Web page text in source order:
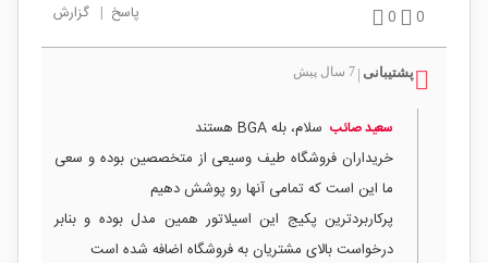
0
0 پاسخ | گزارش
پشتیبانی | 7 سال پیش
سعید صائب سلام، بله BGA هستند
خریداران فروشگاه طیف وسیعی از متخصصین بوده و سعی
ما این است که تمامی آنها رو پوشش دهیم
پرکاربردترین پکیج این اسیلاتور همین مدل بوده و بنابر
درخواست بالای مشتریان به فروشگاه اضافه شده است